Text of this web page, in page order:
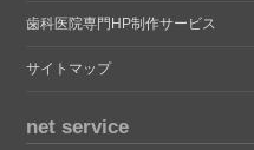
歯科医院専門HP制作サービス
サイトマップ
net service